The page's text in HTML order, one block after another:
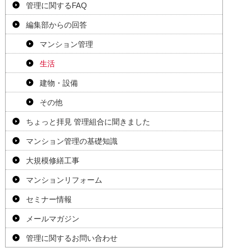
管理に関するFAQ
編集部からの回答
マンション管理
生活
建物・設備
その他
ちょっと拝見 管理組合に聞きました
マンション管理の基礎知識
大規模修繕工事
マンションリフォーム
セミナー情報
メールマガジン
管理に関するお問い合わせ